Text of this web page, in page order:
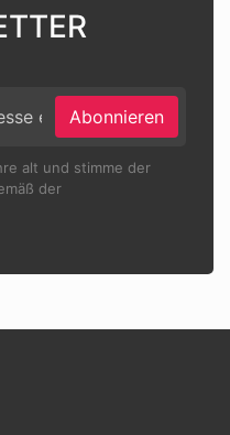
Abonnieren
alt und stimme der
der